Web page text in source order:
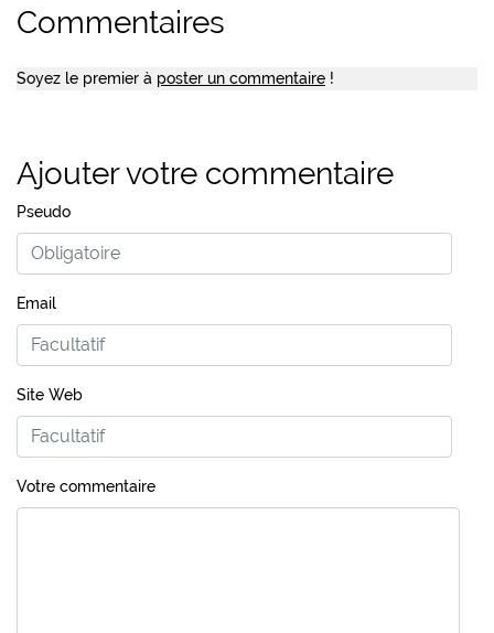
Commentaires
Soyez le premier à poster un commentaire !
Ajouter votre commentaire
Pseudo
Email
Site Web
Votre commentaire